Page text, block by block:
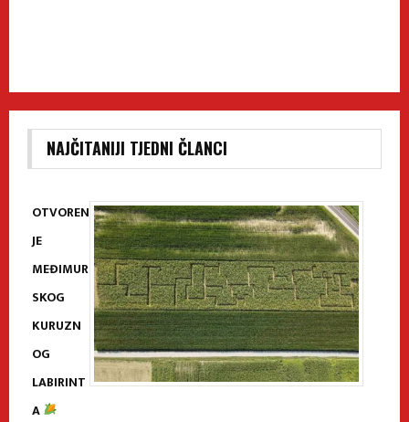
NAJČITANIJI TJEDNI ČLANCI
OTVOREN
JE
MEĐIMUR
SKOG
KURUZN
OG
LABIRINT
A